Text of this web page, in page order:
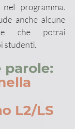
programma.
anche alcune
che potrai
studenti.
parole:
L2/LS